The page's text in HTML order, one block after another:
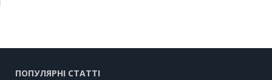
ПОПУЛЯРНІ СТАТТІ